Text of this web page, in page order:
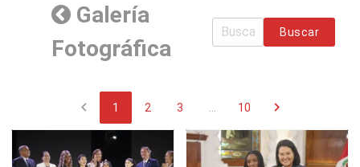
Galería
Fotográfica
Buscar
chevron_left 1 2 3 10 chevron_right